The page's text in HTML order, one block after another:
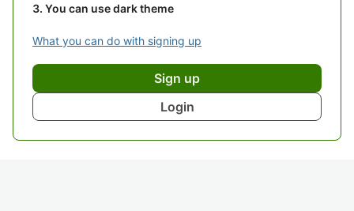
You can use dark theme
What you can do with signing up
Sign up
Login